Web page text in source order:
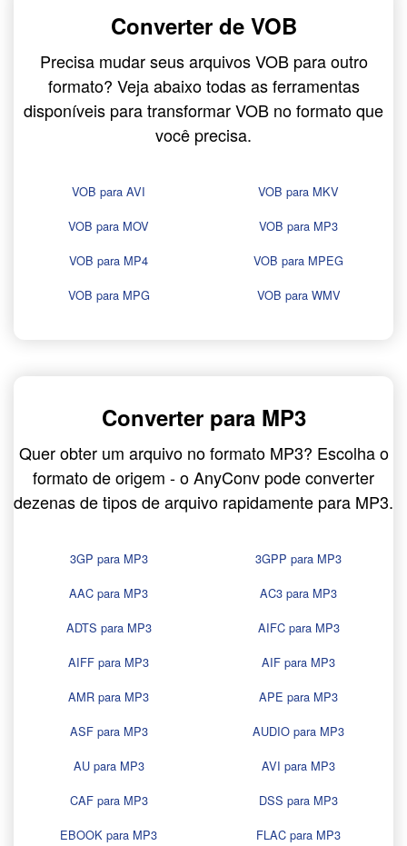
Converter de VOB
Precisa mudar seus arquivos VOB para outro
formato? Veja abaixo todas as ferramentas
disponíveis para transformar VOB no formato que
você precisa.
VOB para AVI
VOB para MKV
VOB para MOV
VOB para MP3
VOB para MP4
VOB para MPEG
VOB para MPG
VOB para WMV
Converter para MP3
Quer obter um arquivo no formato MP3? Escolha o
formato de origem - o AnyConv pode converter
dezenas de tipos de arquivo rapidamente para MP3.
3GP para MP3
3GPP para MP3
AAC para MP3
AC3 para MP3
ADTS para MP3
AIFC para MP3
AIFF para MP3
AIF para MP3
AMR para MP3
APE para MP3
ASF para MP3
AUDIO para MP3
AU para MP3
AVI para MP3
CAF para MP3
DSS para MP3
EBOOK para MP3
FLAC para MP3